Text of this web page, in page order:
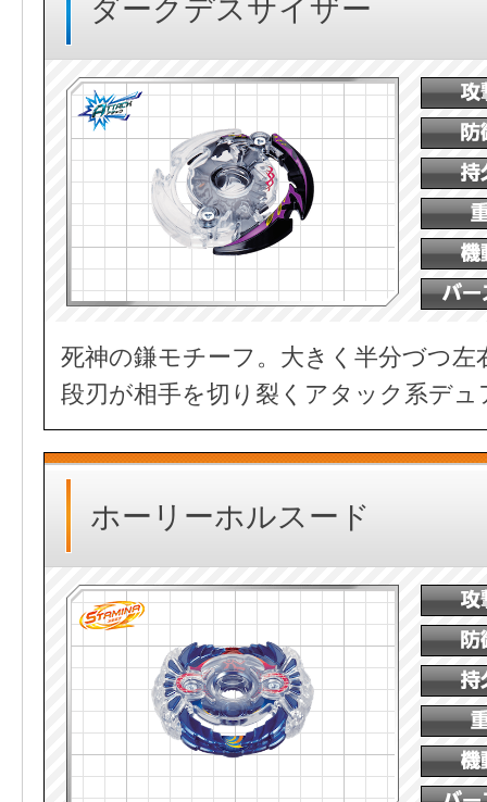
ダークデスサイザー
死神の鎌モチーフ。大きく半分づつ
段刃が相手を切り裂くアタック系デ
ホーリーホルスード